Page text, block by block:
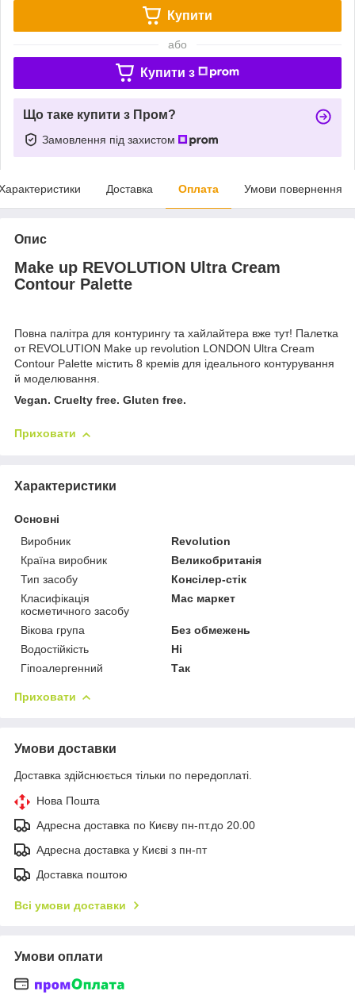
Купити
або
Купити з
Що таке купити з Пром?
Замовлення під захистом
Доставка Оплата Умови повернення
Опис
Make up REVOLUTION Ultra Cream
Contour Palette
Повна палітра для контурингу та хайлайтера вже тут! Палетка
от REVOLUTION Make up revolution LONDON Ultra Cream
Contour Palette містить 8 кремів для ідеального контурування
й моделювання.
Vegan. Cruelty free. Gluten free.
Приховати
Характеристики
Основні
Виробник
Revolution
Країна виробник
Великобританія
Тип засобу
Консілер-стік
Класифікація
косметичного засобу
Мас маркет
Вікова група
Без обмежень
Водостійкість
Ні
Гіпоалергенний
Так
Приховати
Умови доставки
Доставка здійснюється тільки по передоплаті.
Нова Пошта
Адресна доставка по Києву пн-пт.до 20.00
Адресна доставка у Києві з пн-пт
Доставка поштою
Всі умови доставки
Умови оплати